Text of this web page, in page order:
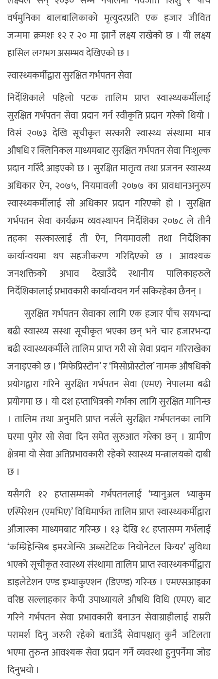
वर्षमुनिका बालबालिकाको मृत्युदरप्रति एक हजार जीवित
जन्ममा क्रमशः १२ र २० मा झार्ने लक्ष्य राखेको छ । यी लक्ष्य
हासिल लगभग असम्भव देखिएको छ ।
स्वास्थ्यकर्मीद्वारा सुरक्षित गर्भपतन सेवा
निर्देशिकाले पहिलो पटक तालिम प्राप्त स्वास्थ्यकर्मीलाई
सुरक्षित गर्भपतन सेवा प्रदान गर्न स्वीकृति प्रदान गरेको थियो ।
विसं २०७३ देखि सूचीकृत सरकारी स्वास्थ्य संस्थामा मात्र
औषधि र क्लिनिकल माध्यमबाट सुरक्षित गर्भपतन सेवा निःशुल्क
प्रदान गरिँदै आइएको छ । सुरक्षित मातृत्व तथा प्रजनन स्वास्थ्य
अधिकार ऐन, २०७५, नियमावली २०७७ का प्रावधानअनुरुप
स्वास्थ्यकर्मीलाई सो अधिकार प्रदान गरिएको हो । सुरक्षित
गर्भपतन सेवा कार्यक्रम व्यवस्थापन निर्देशिका २०७८ ले तीनै
तहका सरकारलाई ती ऐन, नियमावली तथा निर्देशिका
कार्यान्वयमा थप सहजीकरण गरिदिएको छ । आवश्यक
जनशक्तिको अभाव देखाउँदै स्थानीय पालिकाहरुले
निर्देशिकालाई प्रभावकारी कार्यान्वयन गर्न सकिरहेका छैनन् ।
सुरक्षित गर्भपतन सेवाका लागि एक हजार पाँच सयभन्दा
बढी स्वास्थ्य सस्था सूचीकृत भएका छन् भने चार हजारभन्दा
बढी स्वास्थ्यकर्मीले तालिम प्राप्त गरी सो सेवा प्रदान गरिराखेका
जनाइएको छ । ‘मिफेप्रिस्टोन’ र ‘मिसोप्रोस्टोल’ नामक औषधिको
प्रयोगद्वारा गरिने सुरक्षित गर्भपतन सेवा (एमए) नेपालमा बढी
प्रयोगमा छ । यो दश हप्ताभित्रको गर्भका लागि सुरक्षित मानिन्छ
। तालिम तथा अनुमति प्राप्त नर्सले सुरक्षित गर्भपतनका लागि
घरमा पुगेर सो सेवा दिन समेत सुरुआत गरेका छन् । ग्रामीण
क्षेत्रमा यो सेवा अतिप्रभावकारी रहेको स्वास्थ्य मन्त्रालयको दाबी
छ ।
यसैगरी १२ हप्तासम्मको गर्भपतनलाई ‘म्यानुअल भ्याकुम
एस्पिरेशन (एमभिए)’ विधिमार्फत तालिम प्राप्त स्वास्थ्यकर्मीद्वारा
औजारका माध्यमबाट गरिन्छ । १३ देखि १८ हप्तासम्म गर्भलाई
‘कम्प्रिहेन्सिब इमरजेन्सि अब्सटेटिक नियोनेटल कियर’ सुविधा
भएको सूचीकृत स्वास्थ्य संस्थामा तालिम प्राप्त स्वास्थ्यकर्मीद्वारा
डाइलेटेशन एण्ड इभ्याकुएशन (डिएण्ड) गरिन्छ । एमएसआइका
वरिष्ठ सल्लाहकार केपी उपाध्यायले औषधि विधि (एमए) बाट
गरिने गर्भपतन सेवा प्रभावकारी बनाउन सेवाग्राहीलाई राम्ररी
परामर्श दिनु जरुरी रहेको बताउँदै सेवापश्चात् कुनै जटिलता
भएमा तुरुन्त आवश्यक सेवा प्रदान गर्ने व्यवस्था हुनुपर्नेमा जोड
दिनुभयो ।